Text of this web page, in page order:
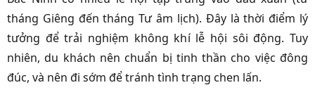
tháng Giêng đến tháng Tư âm lịch). Đây là thời điểm lý
tưởng để trải nghiệm không khí lễ hội sôi động. Tuy
nhiên, du khách nên chuẩn bị tinh thần cho việc đông
đúc, và nên đi sớm để tránh tình trạng chen lấn.